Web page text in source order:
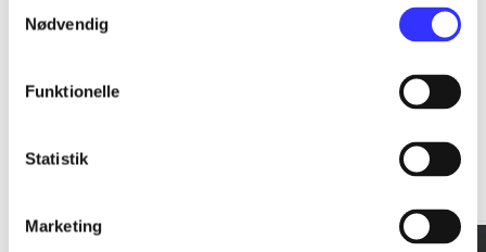
Nødvendig
Funktionelle
Statistik
Marketing